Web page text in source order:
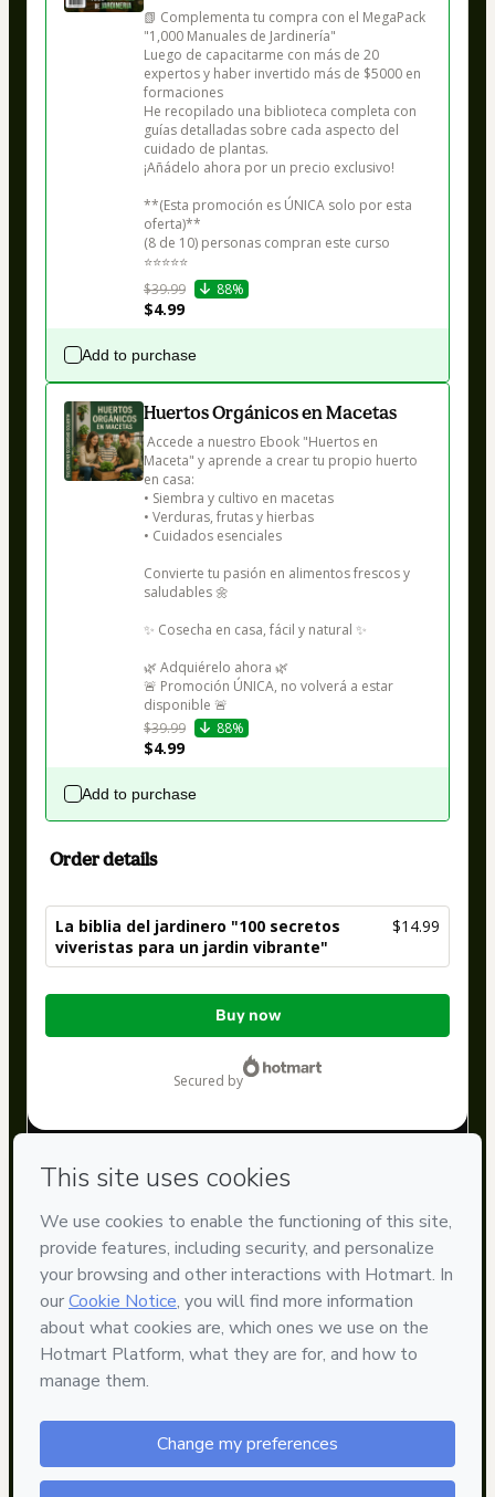
📗 Complementa tu compra con el MegaPack
"1,000 Manuales de Jardinería"
Luego de capacitarme con más de 20
expertos y haber invertido más de $5000 en
formaciones
He recopilado una biblioteca completa con
guías detalladas sobre cada aspecto del
cuidado de plantas.
¡Añádelo ahora por un precio exclusivo!
**(Esta promoción es ÚNICA solo por esta
oferta)**
(8 de 10) personas compran este curso
⭐⭐⭐⭐⭐
$39.99
88%
$4.99
Add to purchase
Huertos Orgánicos en Macetas
Maceta" y aprende a crear tu propio huerto
en casa:
• Siembra y cultivo en macetas
• Verduras, frutas y hierbas
• Cuidados esenciales
Convierte tu pasión en alimentos frescos y
saludables 🌼
✨ Cosecha en casa, fácil y natural ✨
🌿 Adquiérelo ahora 🌿
🚨 Promoción ÚNICA, no volverá a estar
disponible 🚨
$39.99
88%
$4.99
Add to purchase
Order details
La biblia del jardinero "100 secretos
viveristas para un jardin vibrante"
$14.99
Total
$14.99
Buy now
secured by
If you need to submit a request to our support team, please
provide the code below:
CKTID-F105473962A1-1786029931223-0150
Was your information autofill in? Click here to learn more
By clicking 'Buy Now' I declare that I (i) understand that
Deand has no responsibility for the content and/or control
over it; (ii) agree to Hotmart’s
authorized and accompanied by a legal guardian.
Learn more about your purchasehere.
Hotmart ©2026- All rights reserved